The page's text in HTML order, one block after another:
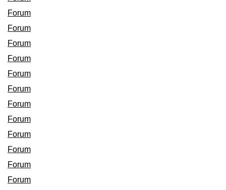
Forum
Forum
Forum
Forum
Forum
Forum
Forum
Forum
Forum
Forum
Forum
Forum